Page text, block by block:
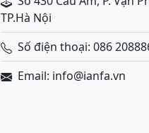
TP.Hà Nội
Số điện thoại: 086
Email: info@ianfa.vn